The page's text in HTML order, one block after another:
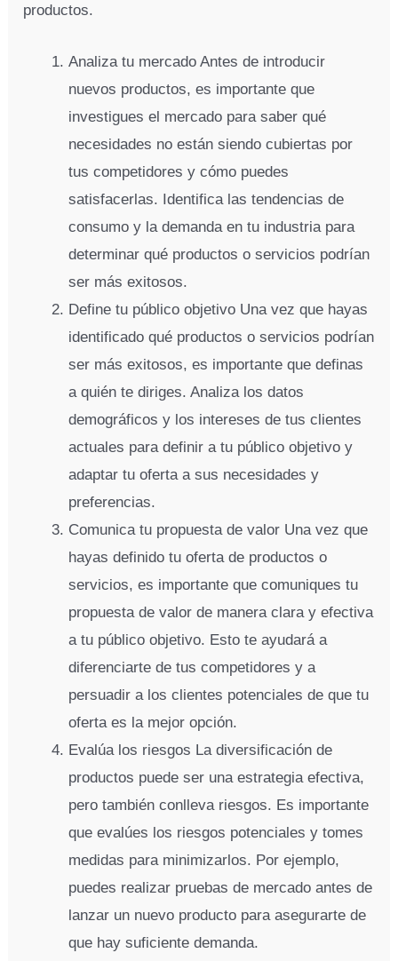
productos.
Analiza tu mercado Antes de introducir
nuevos productos, es importante que
investigues el mercado para saber qué
necesidades no están siendo cubiertas por
tus competidores y cómo puedes
satisfacerlas. Identifica las tendencias de
consumo y la demanda en tu industria para
determinar qué productos o servicios podrían
ser más exitosos.
Define tu público objetivo Una vez que hayas
identificado qué productos o servicios podrían
ser más exitosos, es importante que definas
a quién te diriges. Analiza los datos
demográficos y los intereses de tus clientes
actuales para definir a tu público objetivo y
adaptar tu oferta a sus necesidades y
preferencias.
Comunica tu propuesta de valor Una vez que
hayas definido tu oferta de productos o
servicios, es importante que comuniques tu
propuesta de valor de manera clara y efectiva
a tu público objetivo. Esto te ayudará a
diferenciarte de tus competidores y a
persuadir a los clientes potenciales de que tu
oferta es la mejor opción.
Evalúa los riesgos La diversificación de
productos puede ser una estrategia efectiva,
pero también conlleva riesgos. Es importante
que evalúes los riesgos potenciales y tomes
medidas para minimizarlos. Por ejemplo,
puedes realizar pruebas de mercado antes de
lanzar un nuevo producto para asegurarte de
que hay suficiente demanda.